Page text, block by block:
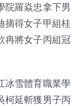
院羅焱忠拿下男
摘得女子甲組桂
冉將女子丙組冠
冰雪體育職業學
柯延斬獲男子丙